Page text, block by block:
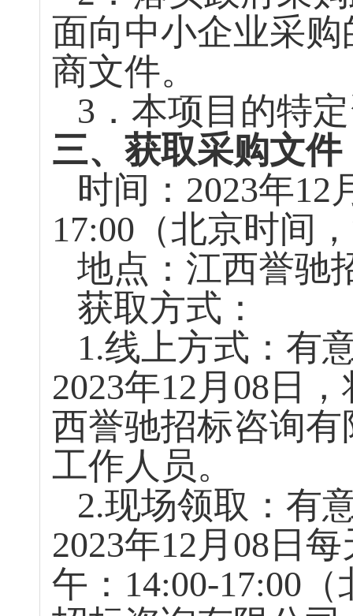
面向中小企业采
商文件。
3 ．本项目的特
三、获取采购文件
时间： 2023年12
17:00 （北京时间
地点：江西誉驰
获取方式：
1.线上方式：有
2023年12月 08 日
西誉驰招标咨询
工作人员。
2.现场领取：有
2023年12月 08 日
午： 14:00-17:00